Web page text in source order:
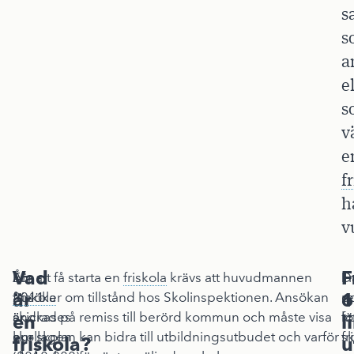
År
2011
ändrades
skollagen
Vad
är
en
friskola?
En
friskola
är
en
För att få starta en friskola krävs att huvudmannen
ansöker om tillstånd hos Skolinspektionen. Ansökan
skickas på remiss till berörd kommun och måste visa
hur skolan kan bidra till utbildningsutbudet och varför